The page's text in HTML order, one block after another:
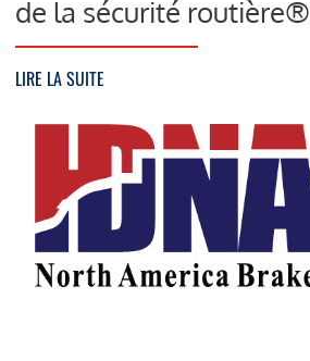
de la sécurité routière®
LIRE LA SUITE